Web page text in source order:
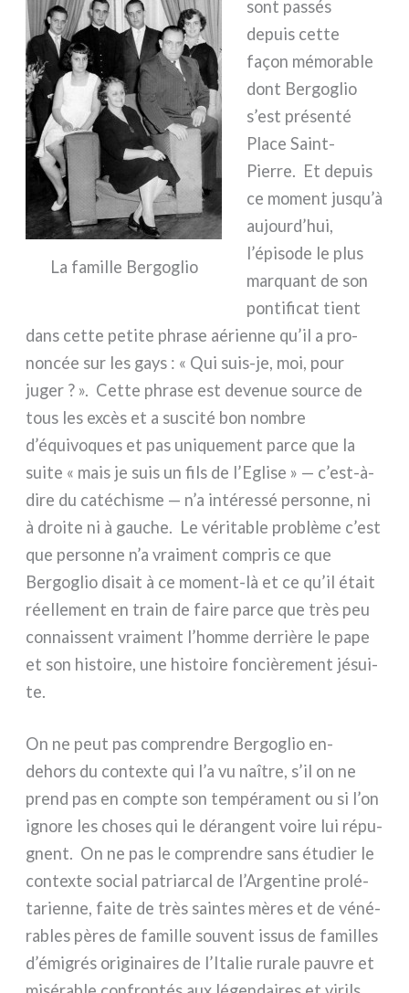
La famil­le Bergoglio
sont pas­sés
depuis cet­te
façon mémo­ra­ble
dont Bergoglio
s’est pré­sen­té
Place Saint-
Pierre. Et depuis
ce moment jusqu’à
aujourd’hui,
l’épisode le plus
mar­quant de son
pon­ti­fi­cat tient
dans cet­te peti­te phra­se aérien­ne qu’il a pro­
non­cée sur les gays : « Qui suis-je, moi, pour
juger ? ». Cette phra­se est deve­nue sour­ce de
tous les excès et a susci­té bon nom­bre
d’équivoques et pas uni­que­ment par­ce que la
sui­te « mais je suis un fils de l’Eglise » — c’est-à-
dire du caté­chi­sme — n’a inté­res­sé per­son­ne, ni
à droi­te ni à gau­che. Le véri­ta­ble pro­blè­me c’est
que per­son­ne n’a vrai­ment com­pris ce que
Bergoglio disait à ce moment-là et ce qu’il était
réel­le­ment en train de fai­re par­ce que très peu
con­nais­sent vrai­ment l’homme der­riè­re le pape
et son histoi­re, une histoi­re fon­ciè­re­ment jésui­
te.
On ne peut pas com­pren­dre Bergoglio en-
dehors du con­tex­te qui l’a vu naî­tre, s’il on ne
prend pas en comp­te son tem­pé­ra­ment ou si l’on
igno­re les cho­ses qui le déran­gent voi­re lui répu­
gnent. On ne pas le com­pren­dre sans étu­dier le
con­tex­te social patriar­cal de l’Argentine pro­lé­
ta­rien­ne, fai­te de très sain­tes mères et de véné­
ra­bles pères de famil­le sou­vent issus de famil­les
d’émigrés ori­gi­nai­res de l’Italie rura­le pau­vre et